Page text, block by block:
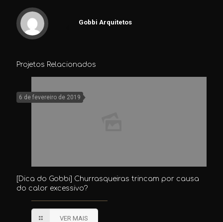
Gobbi Arquitetos
Projetos Relacionados
6 de fevereiro de 2019
[Dica do Gobbi] Churrasqueiras trincam por causa
do calor excessivo?
VER MAIS